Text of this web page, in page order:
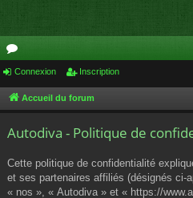
or
u
Connexion Inscription
Accueil du forum
Autodiva - Politique de
Cette politique de confidentialité
et ses partenaires affiliés (désignés ci-
« nos », « Autodiva » et « https://